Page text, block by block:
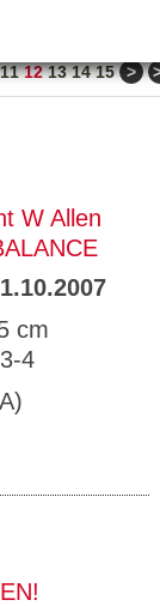
11 12 13 14 15 >
W Allen
cm
4
Ty
des
90
ge